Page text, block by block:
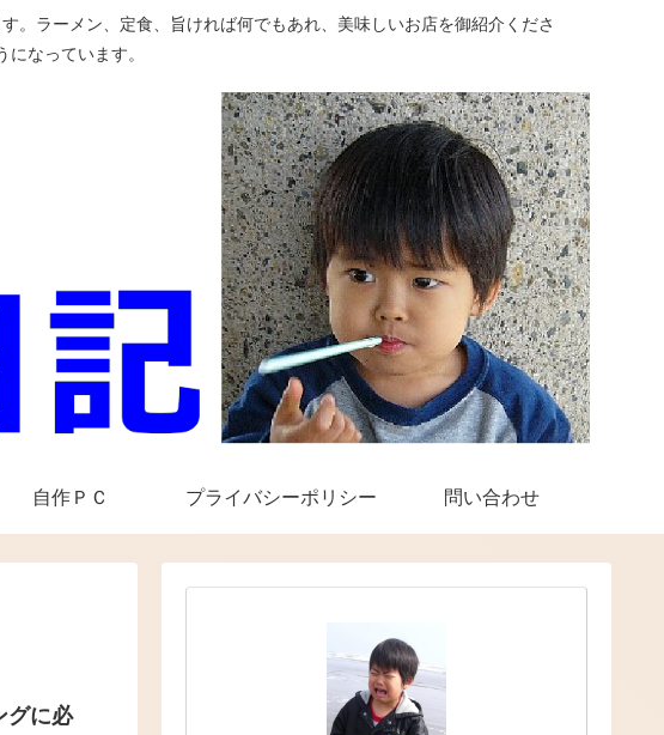
。ラーメン、定食、旨ければ何でもあれ、美味しいお店を御紹介くださ
なっています。
自作ＰＣ プライバシーポリシー 問い合わせ
グに必